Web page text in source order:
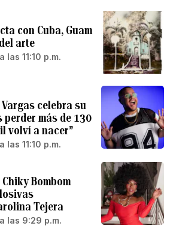
con Cuba, Guam
arte
11:10 p.m.
celebra su
más de 130
volví a nacer”
11:10 p.m.
Bombom
Tejera
las 9:29 p.m.